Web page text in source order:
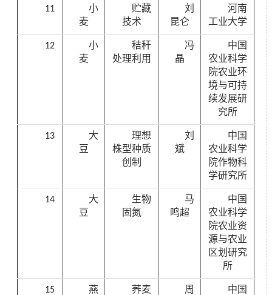
11
小
麦
贮藏
技术
刘
昆仑
河南
工业大学
12
小
麦
秸秆
处理利用
冯
晶
中国
农业科学
院农业环
境与可持
续发展研
究所
13
大
豆
理想
株型种质
创制
刘
斌
中国
农业科学
院作物科
学研究所
14
大
豆
生物
固氮
马
鸣超
中国
农业科学
院农业资
源与农业
区划研究
所
15 燕 荞麦 周 中国